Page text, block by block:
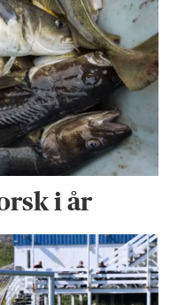
i år